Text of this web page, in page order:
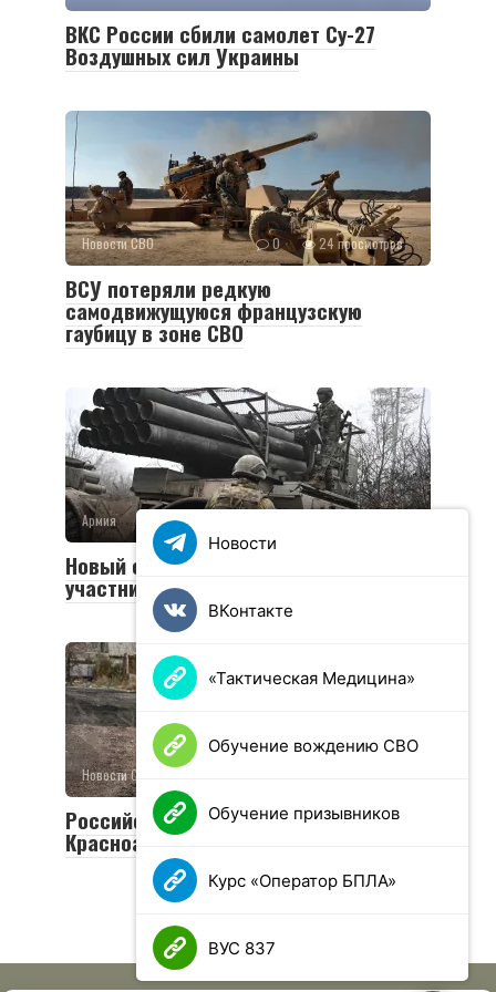
ВКС России сбили самолет Су-27
Воздушных сил Украины
Новости СВО 0 24 просмотров
ВСУ потеряли редкую
самодвижущуюся французскую
гаубицу в зоне СВО
Армия
Новый социальный контракт для
участников СВО
Новости СВО
Российская армия освободила
Красноармейск и Волчанск
Новости
ВКонтакте
«Тактическая Медицина»
Обучение вождению СВО
Обучение призывников
Курс «Оператор БПЛА»
ВУС 837